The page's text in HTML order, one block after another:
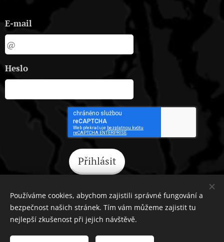
E-mail
Heslo
Přihlásit
Zapomněli jste heslo?
Používáme cookies, abychom zajistili správné fungování a
bezpečnost našich stránek. Tím vám můžeme zajistit tu
nejlepší zkušenost při jejich návštěvě.